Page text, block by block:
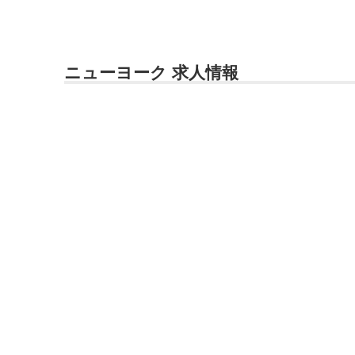
ニューヨーク 求人情報